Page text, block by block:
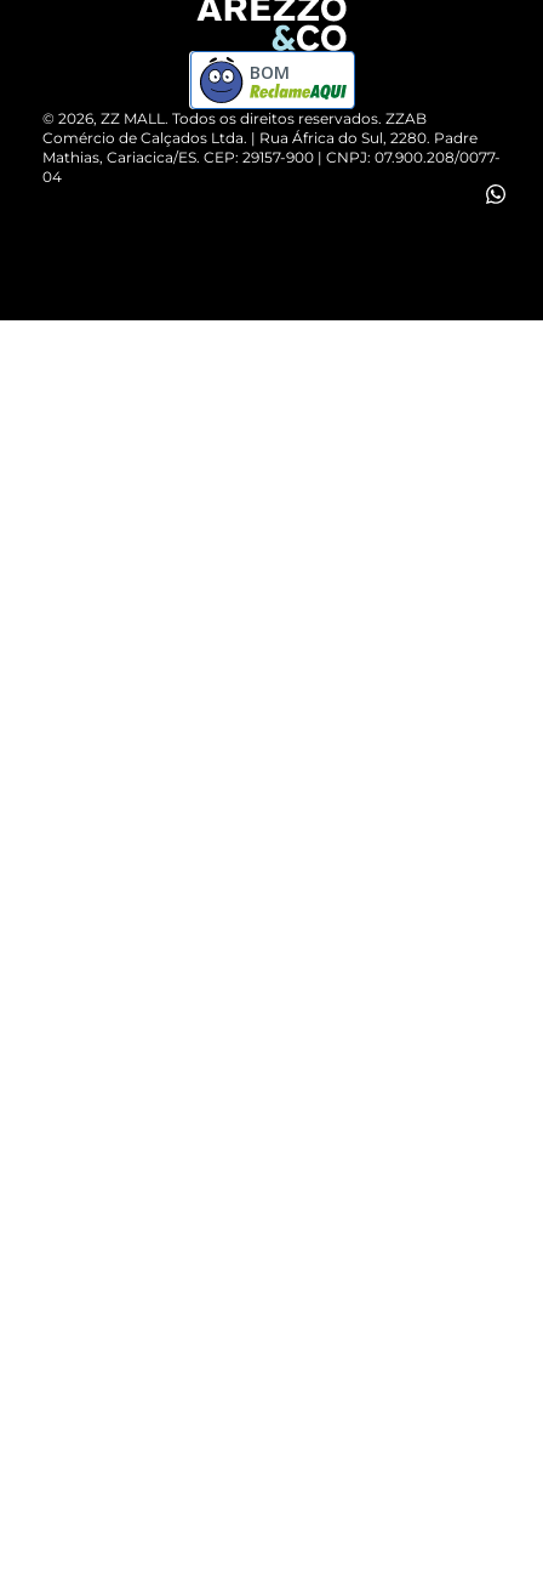
ZZ MALL é confiável
Cartão Presente
Vendas Corporativas
Devolução do Produto
Compre pelo WhatsApp
© 2026, ZZ MALL. Todos os direitos reservados. ZZAB
Comércio de Calçados Ltda. | Rua África do Sul, 2280. Padre
Mathias, Cariacica/ES. CEP: 29157-900 | CNPJ: 07.900.208/0077-
04
BOM